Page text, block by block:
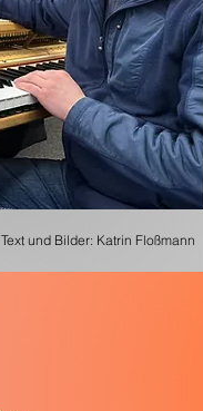
Text und Bilder: Katrin Floßmann